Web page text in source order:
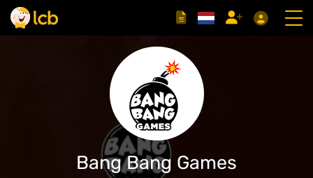
Bang Bang Games